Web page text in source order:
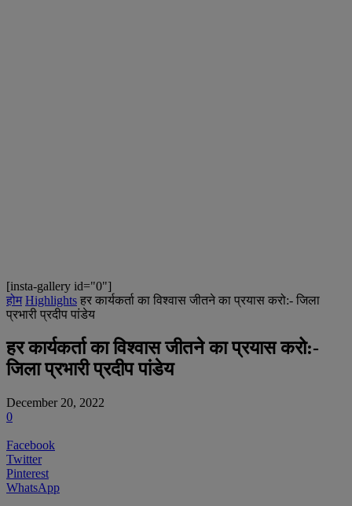
[insta-gallery id="0"]
होम Highlights हर कार्यकर्ता का विश्वास जीतने का प्रयास करो:- जिला
प्रभारी प्रदीप पांडेय
हर कार्यकर्ता का विश्वास जीतने का प्रयास करो:-
जिला प्रभारी प्रदीप पांडेय
December 20, 2022
0
Facebook
Twitter
Pinterest
WhatsApp